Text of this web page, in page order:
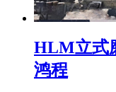
HLM立式
鸿程